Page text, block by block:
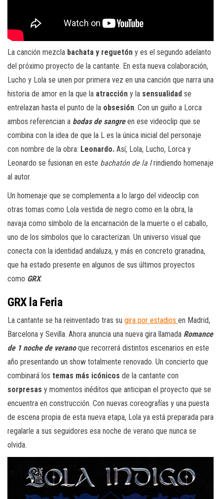
La canción mezcla bachata y reguetón y es el segundo adelanto
del próximo proyecto de la cantante. En esta nueva colaboración,
Lucho y Lola se unen por primera vez en una canción que narra una
historia de amor en la que la atracción y la sensualidad se
entrelazan hasta el punto de la obsesión. Con un guiño a Lorca
ambos referencian a bodas de sangreen ese videoclip que se
combina con la idea de que la L es la única inicial del personaje
con nombre de la obra: Leonardo. Así, Lola, Lucho, Lorca y
Leonardo se fusionan en este bachatón de la lrindiendo homenaje
al autor.
Un homenaje que se complementa a lo largo del videoclip con
otras tomas como Lola vestida de negro como en la obra, la
navaja como símbolo de la encarnación de la muerte o el caballo,
uno de los símbolos que lo caracterizan. Un universo visual que
conecta con la identidad andaluza, y más en concreto granadina,
que ha estado presente en algunos de sus últimos proyectos
como GRX.
GRX la Feria
La cantante se ha reinventado tras su gira por estadios en Madrid,
Barcelona y Sevilla. Ahora anuncia una nueva gira llamada Romance
de 1 noche de veranoque recorrerá distintos escenarios en este
año presentando un show totalmente renovado. Un concierto que
combinará los temas más icónicos de la cantante con
sorpresas y momentos inéditos que anticipan el proyecto que se
encuentra en construcción. Con nuevas coreografías y una puesta
de escena propia de esta nueva etapa, Lola ya está preparada para
regalarle a sus seguidores esa noche de verano que nunca se
olvida.